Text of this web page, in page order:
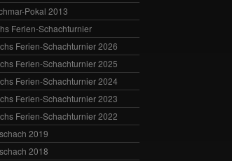
Pokal 2013
Ferien-Schachturnier
Ferien-Schachturnier 2026
Ferien-Schachturnier 2025
Ferien-Schachturnier 2024
Ferien-Schachturnier 2023
Ferien-Schachturnier 2022
2019
2018